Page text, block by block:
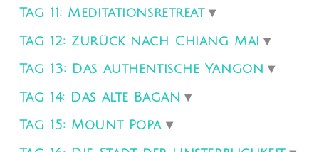
Tag 11: Meditationsretreat
Tag 12: Zurück nach Chiang Mai
Tag 13: Das authentische Yangon
Tag 14: Das alte Bagan
Tag 15: Mount Popa